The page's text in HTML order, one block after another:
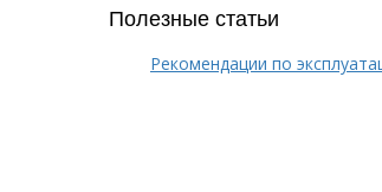
Полезные статьи
Рекомендации по